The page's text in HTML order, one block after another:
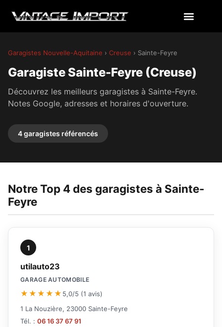
Garagistes Nouvelle-Aquitaine › Creuse › Sainte-Feyre
Garagiste Sainte-Feyre (Creuse)
Découvrez les meilleurs garagistes à Sainte-Feyre.
Notes Google, adresses et horaires d'ouverture.
4 garagistes référencés
Notre Top 4 des garagistes à Sainte-
Feyre
1
utilauto23
GARAGE AUTOMOBILE
★★★★★ 5,0/5 (1 avis)
1 La Nouzière, 23000 Sainte-Feyre
Tél. : 06 16 37 67 91